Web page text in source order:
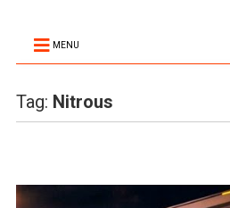
MENU
Tag: Nitrous